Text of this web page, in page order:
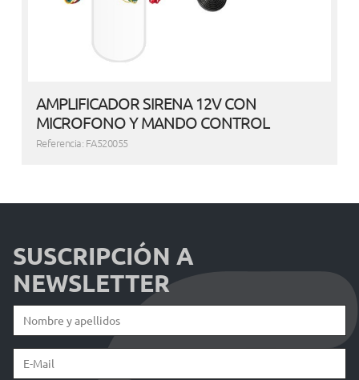
AMPLIFICADOR SIRENA 12V CON
MICROFONO Y MANDO CONTROL
Referencia: FA520055
SUSCRIPCIÓN A
NEWSLETTER